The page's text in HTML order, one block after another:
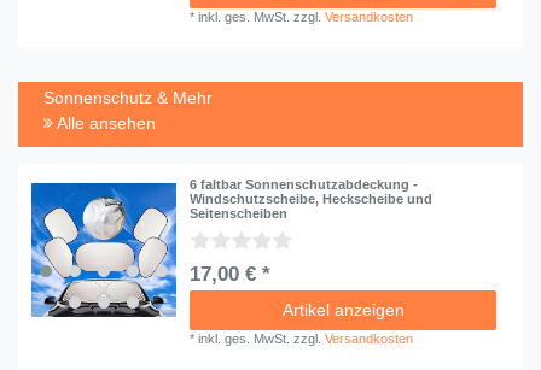
*inkl. ges. MwSt. zzgl.Versandkosten
Sonnenschutz & Mehr
Alle ansehen
6 faltbar Sonnenschutzabdeckung -
Windschutzscheibe, Heckscheibe und
Seitenscheiben
17,00 € *
Artikel anzeigen
*inkl. ges. MwSt. zzgl.Versandkosten